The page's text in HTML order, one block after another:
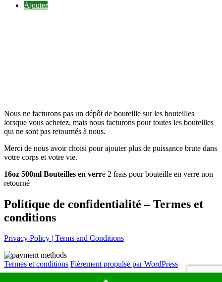
Ajouter
Nous ne facturons pas un dépôt de bouteille sur les bouteilles
lorsque vous achetez, mais nous facturons pour toutes les bouteilles
qui ne sont pas retournés à nous.
Merci de nous avoir choisi pour ajouter plus de puissance brute dans
votre corps et votre vie.
16oz 500ml Bouteilles en verre 2 frais pour bouteille en verre non
retourné
Politique de confidentialité – Termes et
conditions
Privacy Policy | Terms and Conditions
Termes et conditions Fièrement propulsé par WordPress